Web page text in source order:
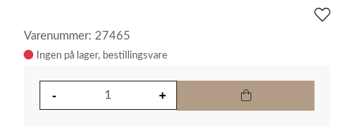
Varenummer: 27465
Ingen på lager